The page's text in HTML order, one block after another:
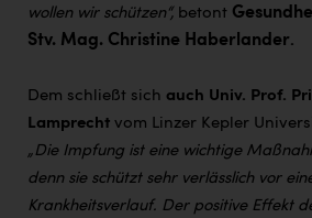
wollen wir schützen“, betont
Stv. Mag. Christine Haberlander.
Dem schließt sich auch Univ. Prof.
Lamprecht vom Linzer Kepler
„Die Impfung ist eine wichtige
denn sie schützt sehr verlässlich vor
Krankheitsverlauf. Der positive Effekt